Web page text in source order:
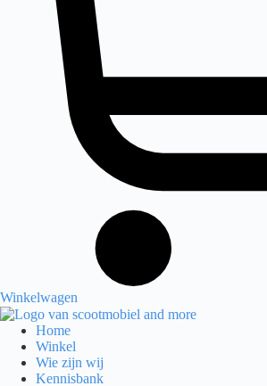
Winkelwagen
Home
Winkel
Wie zijn wij
Kennisbank